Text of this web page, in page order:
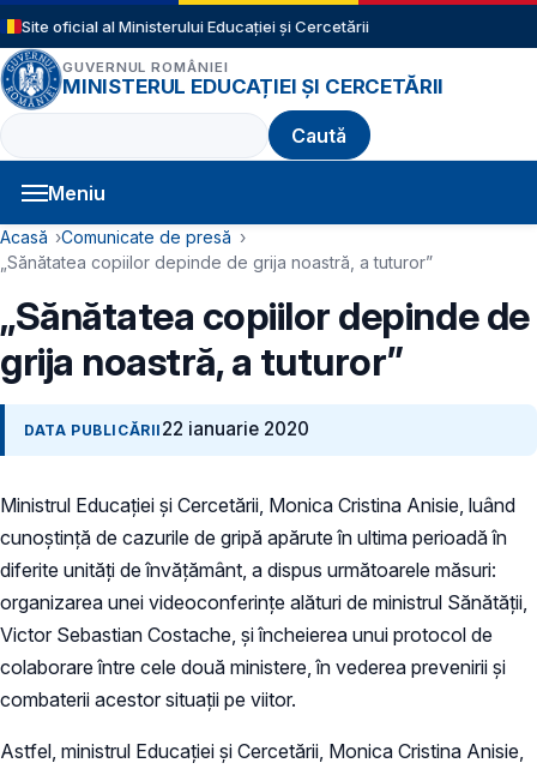
Sari la conținutul principal
Site oficial al Ministerului Educației și Cercetării
GUVERNUL ROMÂNIEI
MINISTERUL EDUCAȚIEI ȘI CERCETĂRII
Caută
Meniu
Navigație principală
Cale de navigare
Acasă
Comunicate de presă
„Sănătatea copiilor depinde de grija noastră, a tuturor”
„Sănătatea copiilor depinde de
grija noastră, a tuturor”
DATA PUBLICĂRII 22 ianuarie 2020
Ministrul Educației și Cercetării, Monica Cristina Anisie, luând
cunoștință de cazurile de gripă apărute în ultima perioadă în
diferite unități de învățământ, a dispus următoarele măsuri:
organizarea unei videoconferințe alături de ministrul Sănătății,
Victor Sebastian Costache, și încheierea unui protocol de
colaborare între cele două ministere, în vederea prevenirii și
combaterii acestor situații pe viitor.
Astfel, ministrul Educației și Cercetării, Monica Cristina Anisie,